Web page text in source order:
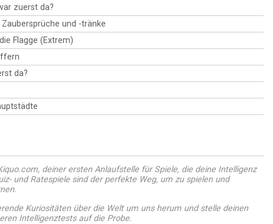
zuerst da?
und -tränke
Flagge (Extrem)
da?
deiner ersten Anlaufstelle für Spiele, die deine Intelligenz
und Ratespiele sind der perfekte Weg, um zu spielen und
Kuriositäten über die Welt um uns herum und stelle deinen
Intelligenztests auf die Probe.